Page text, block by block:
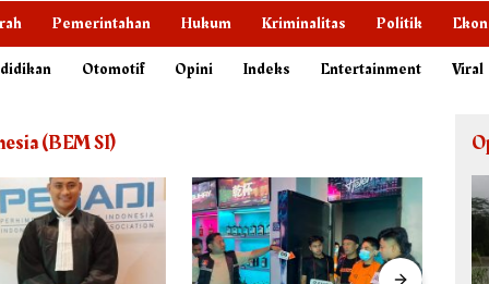
Pemerintahan Hukum Kriminalitas Politik
Otomotif Opini Indeks Entertainment Viral
(BEM SI)